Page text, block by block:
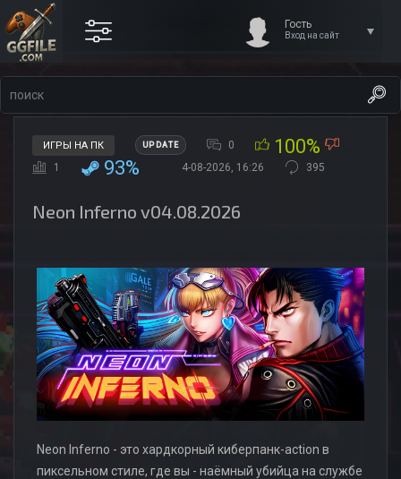
Гость
Вход на сайт
ИГРЫ НА ПК UPDATE 0 100%
1 93% 4-08-2026, 16:26 395
Neon Inferno v04.08.2026
Neon Inferno - это хардкорный киберпанк-action в
пиксельном стиле, где вы - наёмный убийца на службе